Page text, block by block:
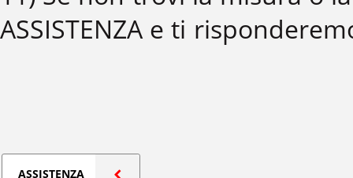
ASSISTENZA e ti
ASSISTENZA